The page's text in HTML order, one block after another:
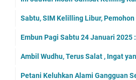
Sabtu, SIM Kelilling Libur,
Embun Pagi Sabtu 24 Januari 2025
Ambil Wudhu, Terus Salat , Ingat
Petani Keluhkan Alami Gangguan